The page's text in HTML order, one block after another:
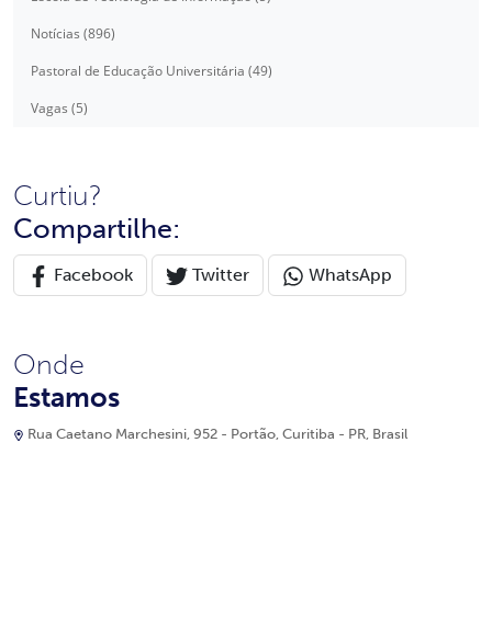
Notícias (896)
Pastoral de Educação Universitária (49)
Vagas (5)
Curtiu?
Compartilhe:
Facebook Twitter WhatsApp
Onde
Estamos
Rua Caetano Marchesini, 952 - Portão, Curitiba - PR, Brasil